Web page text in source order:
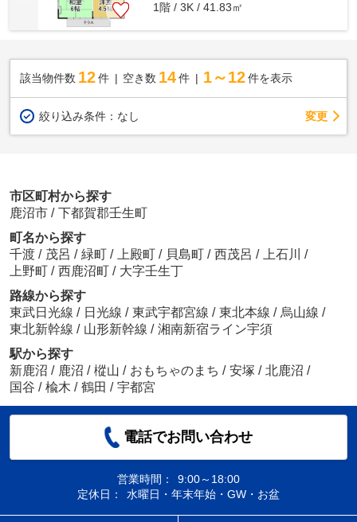
1階 / 3K / 41.83㎡
該当物件数 12件 空き数 14 件 1～12 件を表示
絞り込み条件： なし 変更
市区町村から探す
鹿沼市 / 下都賀郡壬生町
町名から探す
千渡 / 茂呂 / 緑町 / 上殿町 / 貝島町 / 西茂呂 / 上石川 /
上野町 / 西鹿沼町 / 大字壬生丁
路線から探す
東武日光線 / 日光線 / 東武宇都宮線 / 東北本線 / 烏山線 /
東北新幹線 / 山形新幹線 / 湘南新宿ライン宇須
駅から探す
新鹿沼 / 鹿沼 / 樅山 / おもちゃのまち / 安塚 / 北鹿沼 /
国谷 / 楡木 / 鶴田 / 宇都宮
電話でお問い合わせ
営業時間：
9:00～18:00
定休日：
水曜日・年末年始・GW・お盆